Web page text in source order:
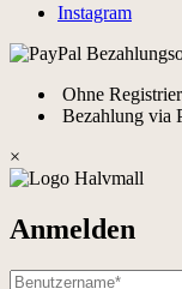
Instagram
Ohne
Bezahlung via
×
Anmelden